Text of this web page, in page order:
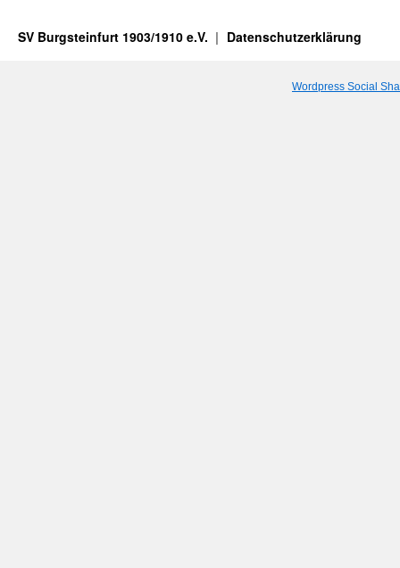
SV Burgsteinfurt 1903/1910 e.V. Datenschutzerklärung
Wordpress Social